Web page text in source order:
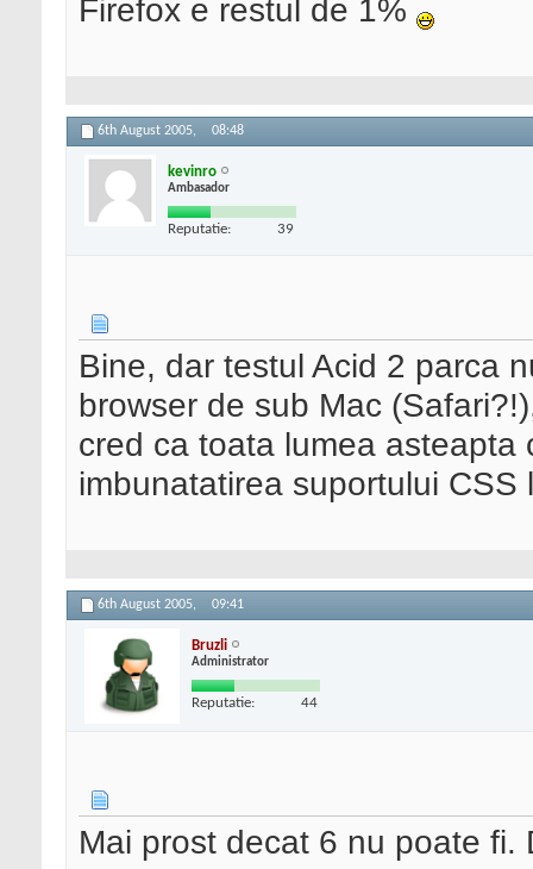
Firefox e restul de 1%
6th August 2005, 08:48
kevinro
Ambasador
Reputatie: 39
Bine, dar testul Acid 2 parca
browser de sub Mac
cred ca toata lumea
imbunatatirea suportului
6th August 2005, 09:41
Bruzli
Administrator
Reputatie: 44
Mai prost decat 6 nu poate fi.